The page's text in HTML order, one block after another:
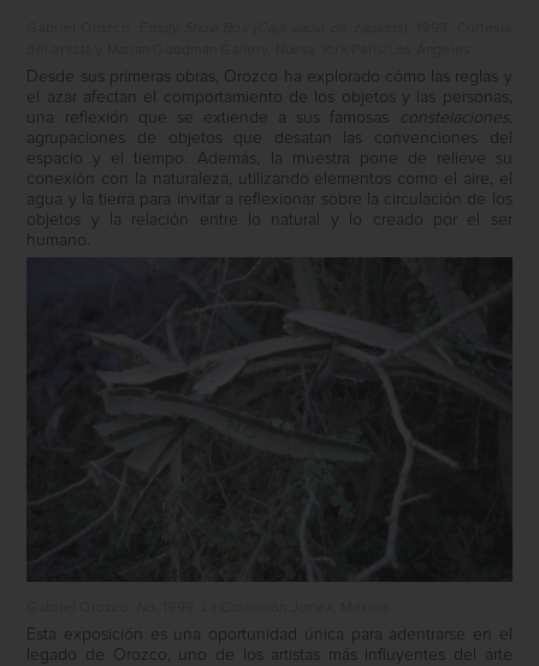
Desde sus primeras obras, Orozco ha explorado cómo las reglas y
el azar afectan el comportamiento de los objetos y las personas,
una reflexión que se extiende a sus famosas
constelaciones,
agrupaciones de objetos que desatan las convenciones del
espacio y el tiempo. Además, la muestra pone de relieve su
conexión con la naturaleza, utilizando elementos como el aire, el
agua y la tierra para invitar a reflexionar sobre la circulación de los
objetos y la relación entre lo natural y lo creado por el ser
humano.
Esta exposición es una oportunidad única para adentrarse en el
legado de Orozco, uno de los artistas más influyentes del arte